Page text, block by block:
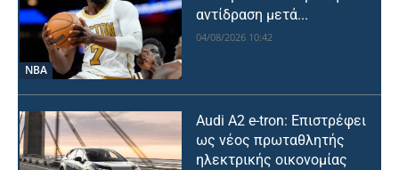
NBA
αντίδραση μετά...
04/08/2026 10:42
Audi A2 e-tron: Επιστρέφει
ως νέος πρωταθλητής
ηλεκτρικής οικονομίας